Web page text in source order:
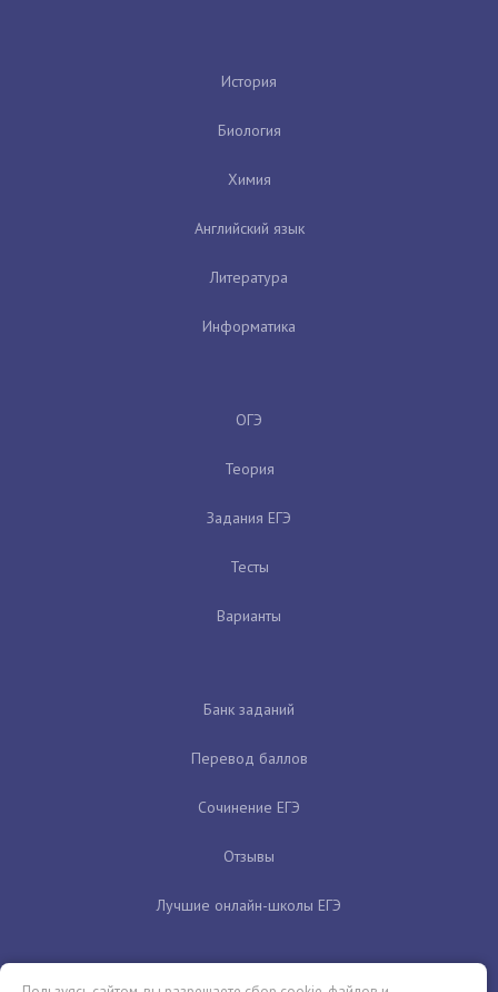
История
Биология
Химия
Английский язык
Литература
Информатика
ОГЭ
Теория
Задания ЕГЭ
Тесты
Варианты
Банк заданий
Перевод баллов
Сочинение ЕГЭ
Отзывы
Лучшие онлайн-школы ЕГЭ